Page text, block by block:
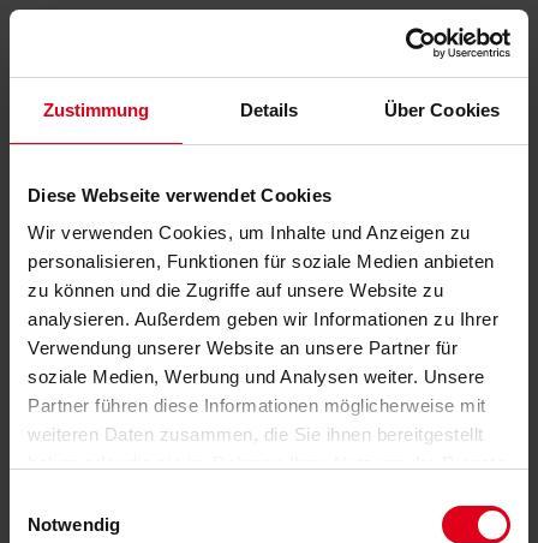
Zustimmung Details Über Cookies
Diese Webseite verwendet Cookies
Wir verwenden Cookies, um Inhalte und Anzeigen zu
personalisieren, Funktionen für soziale Medien anbieten
zu können und die Zugriffe auf unsere Website zu
analysieren. Außerdem geben wir Informationen zu Ihrer
Verwendung unserer Website an unsere Partner für
soziale Medien, Werbung und Analysen weiter. Unsere
Partner führen diese Informationen möglicherweise mit
weiteren Daten zusammen, die Sie ihnen bereitgestellt
Notwendig